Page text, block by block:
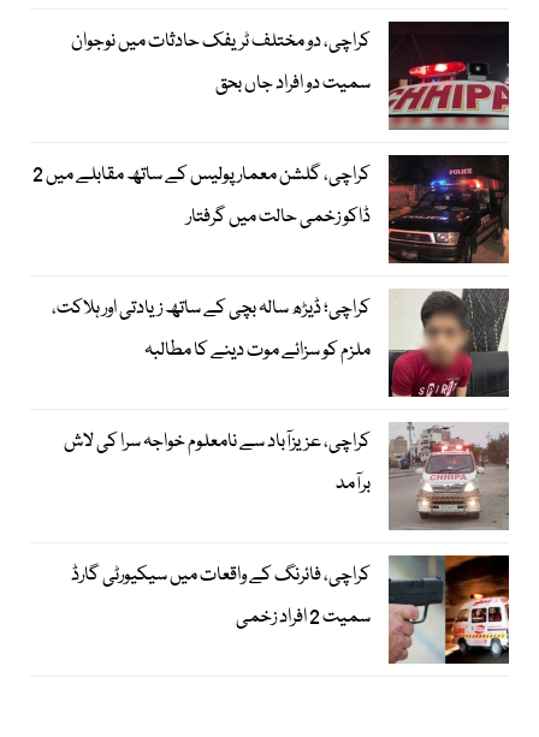
کراچی، دو مختلف ٹریفک حادثات میں نوجوان
سمیت دو افراد جاں بحق
کراچی، گلشن معمار پولیس کے ساتھ مقابلے میں 2
ڈاکو زخمی حالت میں گرفتار
کراچی؛ ڈیڑھ سالہ بچی کے ساتھ زیادتی اور ہلاکت،
ملزم کو سزائے موت دینے کا مطالبہ
کراچی، عزیزآباد سے نامعلوم خواجہ سرا کی لاش
برآمد
کراچی، فائرنگ کے واقعات میں سیکیورٹی گارڈ
سمیت 2 افراد زخمی